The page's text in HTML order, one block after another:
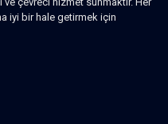
iyi bir hale getirmek için